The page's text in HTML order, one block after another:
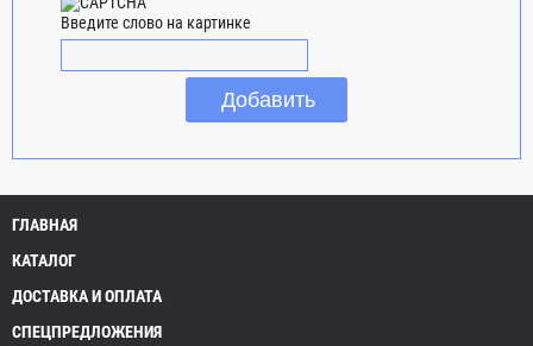
Введите слово на картинке
ГЛАВНАЯ
КАТАЛОГ
ДОСТАВКА И ОПЛАТА
СПЕЦПРЕДЛОЖЕНИЯ